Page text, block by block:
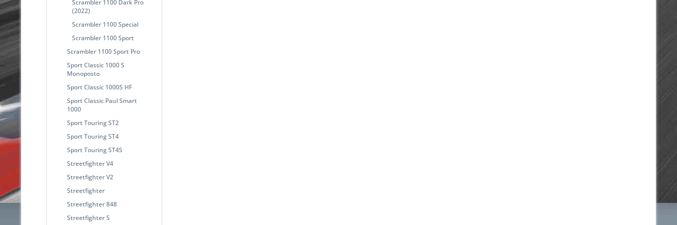
Scrambler 1100 Dark Pro
(2022)
Scrambler 1100 Special
Scrambler 1100 Sport
Scrambler 1100 Sport Pro
Sport Classic 1000 S
Monoposto
Sport Classic 1000S HF
Sport Classic Paul Smart
1000
Sport Touring ST2
Sport Touring ST4
Sport Touring ST4S
Streetfighter V4
Streetfighter V2
Streetfighter
Streetfighter 848
Streetfighter S